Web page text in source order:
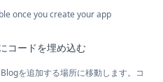
once you create your app
コードを埋め込む
を追加する場所に移動します。コ